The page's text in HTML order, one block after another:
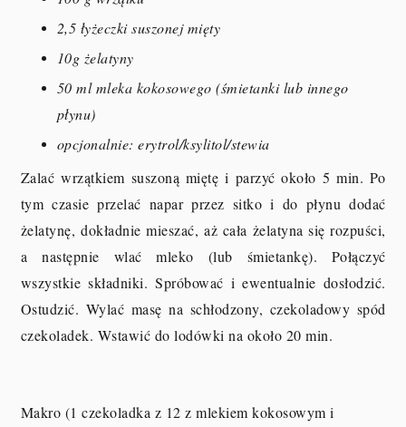
2,5 łyżeczki suszonej mięty
10g żelatyny
50 ml mleka kokosowego (śmietanki lub innego
płynu)
opcjonalnie: erytrol/ksylitol/stewia
Zalać wrzątkiem suszoną miętę i parzyć około 5 min. Po
tym czasie przelać napar przez sitko i do płynu dodać
żelatynę, dokładnie mieszać, aż cała żelatyna się rozpuści,
a następnie wlać mleko (lub śmietankę). Połączyć
wszystkie składniki. Spróbować i ewentualnie dosłodzić.
Ostudzić. Wylać masę na schłodzony, czekoladowy spód
czekoladek. Wstawić do lodówki na około 20 min.
Makro (1 czekoladka z 12 z mlekiem kokosowym i